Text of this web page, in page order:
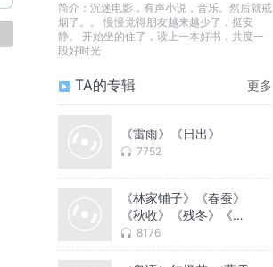
简介： 沉迷电影，有声小说，音乐。然后就戒
烟了。。 慢慢觉得朋友越来越少了，挺安
静。 开始坐的住了，读上一本好书，共度一
段好时光
TA的专辑 更多
《雷雨》《日出》
7752
《林家铺子》《春蚕》
《秋收》《残冬》《子
夜》8176